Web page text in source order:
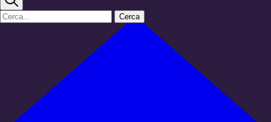
Cerca